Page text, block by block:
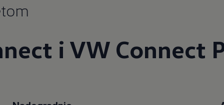
i VW Connect